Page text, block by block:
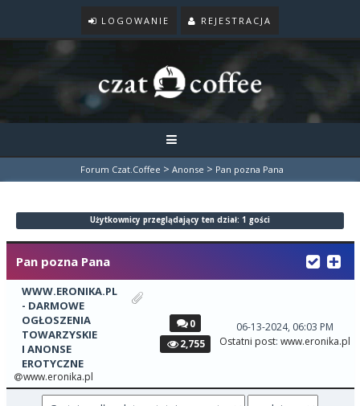
LOGOWANIE REJESTRACJA
Forum Czat.Coffee > Anonse > Pan pozna Pana
Użytkownicy przeglądający ten dział: 1 gości
Pan pozna Pana
WWW.ERONIKA.PL
- DARMOWE
OGŁOSZENIA
TOWARZYSKIE
I ANONSE
EROTYCZNE
www.eronika.pl
0
2,755
06-13-2024, 06:03 PM
Ostatni post: www.eronika.pl